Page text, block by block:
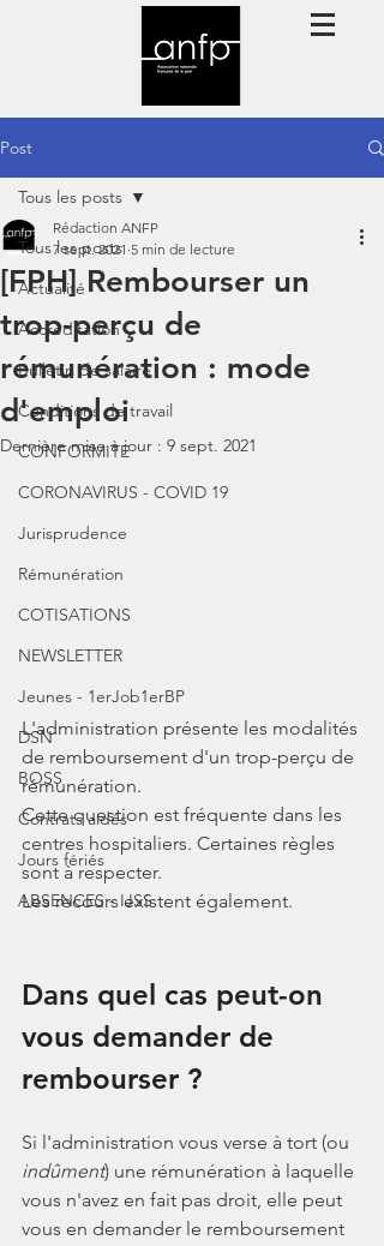
Post
Tous les posts
Actualité
Accréditation
Bulletin de salaire
Conditions de travail
CONFORMITE
CORONAVIRUS - COVID 19
Jurisprudence
Rémunération
COTISATIONS
NEWSLETTER
Jeunes - 1erJob1erBP
DSN
BOSS
Contrats aidés
Jours fériés
ABSENCES - IJSS
Tous les posts
[FPH] Rembourser un
trop-perçu de
rémunération : mode
d'emploi
Rédaction ANFP
7 sept. 2021 5 min de lecture
Dernière mise à jour : 9 sept. 2021
L'administration présente les modalités
de remboursement d'un trop-perçu de
rémunération.
Cette question est fréquente dans les
centres hospitaliers. Certaines règles
sont à respecter.
Les recours existent également.
Dans quel cas peut-on
vous demander de
rembourser ?
Si l'administration vous verse à tort (ou
indûment) une rémunération à laquelle
vous n'avez en fait pas droit, elle peut
vous en demander le remboursement